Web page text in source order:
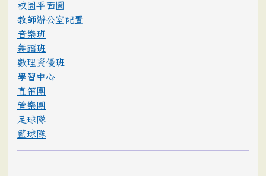
校園平面圖
教師辦公室配置
音樂班
舞蹈班
數理資優班
學習中心
直笛團
管樂團
足球隊
籃球隊